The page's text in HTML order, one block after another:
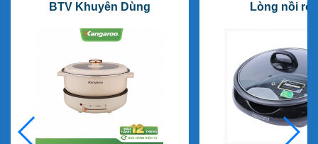
BTV Khuyên Dùng Lòng nồi